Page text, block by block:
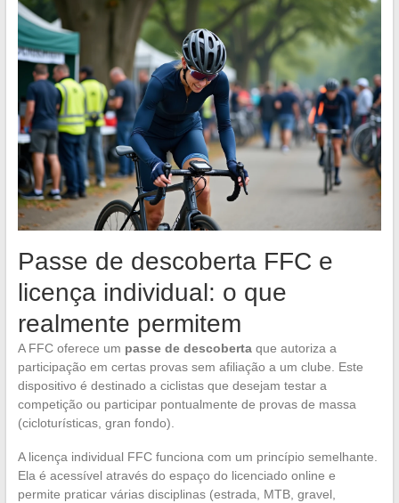
Passe de descoberta FFC e
licença individual: o que
realmente permitem
A FFC oferece um passe de descobertaque autoriza a
participação em certas provas sem afiliação a um clube. Este
dispositivo é destinado a ciclistas que desejam testar a
competição ou participar pontualmente de provas de massa
(cicloturísticas, gran fondo).
A licença individual FFC funciona com um princípio semelhante.
Ela é acessível através do espaço do licenciado online e
permite praticar várias disciplinas (estrada, MTB, gravel,